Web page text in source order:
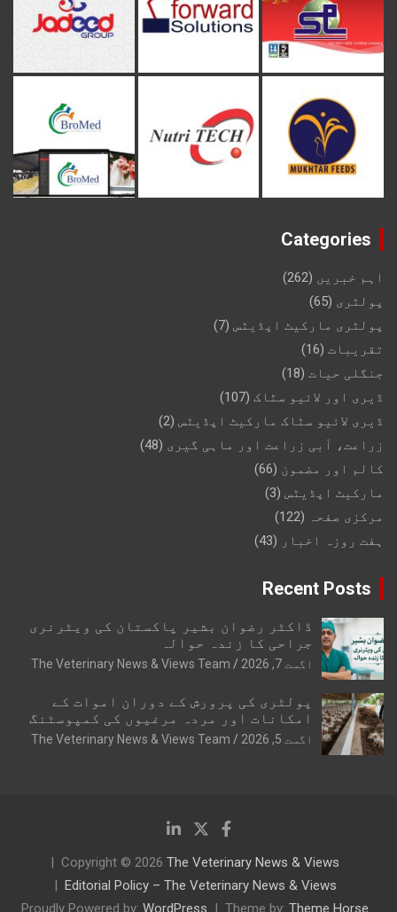
Categories
اہم خبریں (262)
پولٹری (65)
پولٹری مارکیٹ اپڈیٹس (7)
تقریبات (16)
جنگلی حیات (18)
ڈیری اور لائیو سٹاک (107)
ڈیری لائیو سٹاک مارکیٹ اپڈیٹس (2)
زراعت، آبی زراعت اور ماہی گیری (48)
کالم اور مضمون (66)
مارکیٹ اپڈیٹس (3)
مرکزی صفحہ (122)
ہفت روزہ اخبار (43)
Recent Posts
ڈاکٹر رضوان بشیر پاکستان کی ویٹرنری
جراحی کا زندہ حوالہ
اگست 7, 2026 The Veterinary News & Views Team
پولٹری کی پرورش کے دوران اموات کے
امکانات اور مردہ مرغیوں کی کمپوسٹنگ
اگست 5, 2026 The Veterinary News & Views Team
Copyright © 2026 The Veterinary News & Views
Editorial Policy – The Veterinary News & Views
Theme by: Theme Horse
Proudly Powered by: WordPress